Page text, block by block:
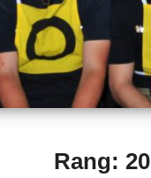
Rang: 20